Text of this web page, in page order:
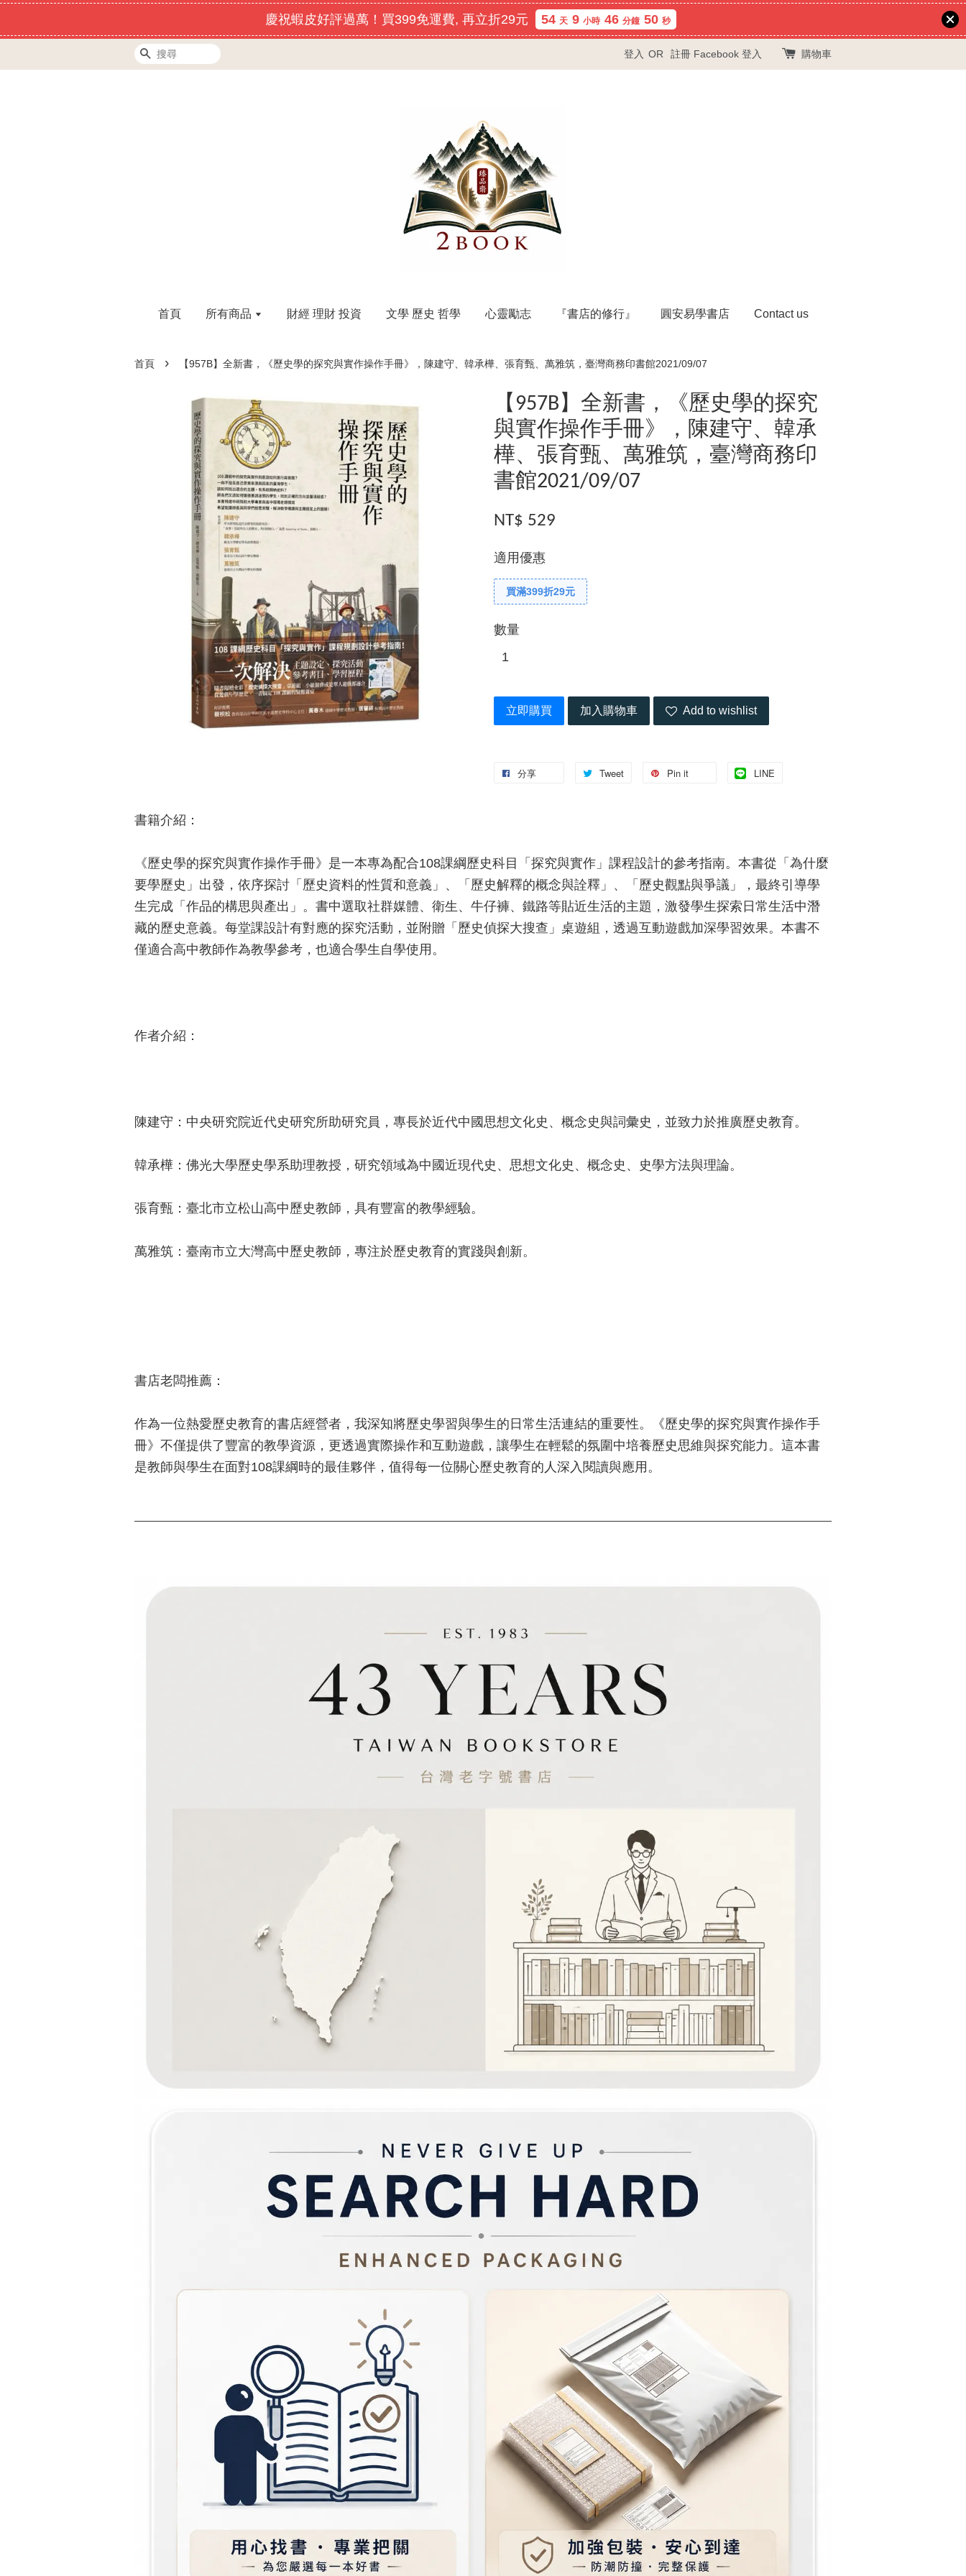
慶祝蝦皮好評過萬！買399免運費, 再立折29元 54 天 9 小時 46 分鐘 48 秒
搜尋 登入 OR 註冊 Facebook 登入 購物車
首頁 所有商品 財經 理財 投資 文學 歷史 哲學 心靈勵志 『書店的修行』 圓安易學書店 Contact us
首頁 › 【957B】全新書，《歷史學的探究與實作操作手冊》，陳建守、韓承樺、張育甄、萬雅筑，臺灣商務印書館2021/09/07
【957B】全新書，《歷史學的探究
與實作操作手冊》，陳建守、韓承
樺、張育甄、萬雅筑，臺灣商務印
書館2021/09/07
NT$ 529
適用優惠
買滿399折29元
數量
立即購買 加入購物車 Add to wishlist
分享 Tweet Pin it LINE
書籍介紹：
《歷史學的探究與實作操作手冊》是一本專為配合108課綱歷史科目「探究與實作」課程設計的參考指南。本書從「為什麼
要學歷史」出發，依序探討「歷史資料的性質和意義」、「歷史解釋的概念與詮釋」、「歷史觀點與爭議」，最終引導學
生完成「作品的構思與產出」。書中選取社群媒體、衛生、牛仔褲、鐵路等貼近生活的主題，激發學生探索日常生活中潛
藏的歷史意義。每堂課設計有對應的探究活動，並附贈「歷史偵探大搜查」桌遊組，透過互動遊戲加深學習效果。本書不
僅適合高中教師作為教學參考，也適合學生自學使用。
作者介紹：
陳建守：中央研究院近代史研究所助研究員，專長於近代中國思想文化史、概念史與詞彙史，並致力於推廣歷史教育。
韓承樺：佛光大學歷史學系助理教授，研究領域為中國近現代史、思想文化史、概念史、史學方法與理論。
張育甄：臺北市立松山高中歷史教師，具有豐富的教學經驗。
萬雅筑：臺南市立大灣高中歷史教師，專注於歷史教育的實踐與創新。
書店老闆推薦：
作為一位熱愛歷史教育的書店經營者，我深知將歷史學習與學生的日常生活連結的重要性。《歷史學的探究與實作操作手
冊》不僅提供了豐富的教學資源，更透過實際操作和互動遊戲，讓學生在輕鬆的氛圍中培養歷史思維與探究能力。這本書
是教師與學生在面對108課綱時的最佳夥伴，值得每一位關心歷史教育的人深入閱讀與應用。